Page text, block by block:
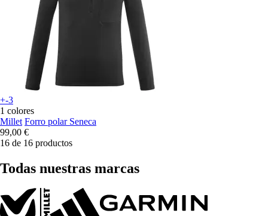
+-3
1 colores
Millet Forro polar Seneca
99,00 €
16 de 16 productos
Todas nuestras marcas